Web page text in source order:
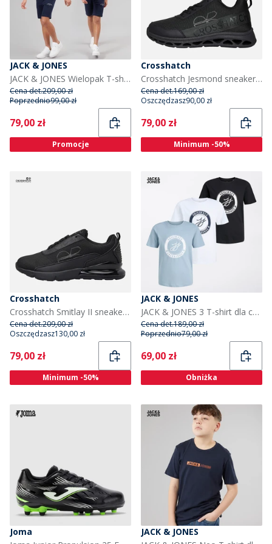
JACK & JONES
JACK & JONES Wielopak T-shirtów i spodenek college'owych dla chłopca kolor Navy Blazer
Cena det.209,00 zł
Poprzednio99,00 zł
Current
79,00 zł
Promocje
Crosshatch
Crosshatch Jesmond sneakersy dla chłopca kolor Black Mono
Cena det.169,00 zł
Oszczędzasz90,00 zł
Current
79,00 zł
Minimum -50%
Crosshatch
Crosshatch Smitlay II sneakersy dla chłopca kolor Black Mono
Cena det.209,00 zł
Oszczędzasz130,00 zł
Current
79,00 zł
Minimum -50%
JACK & JONES
JACK & JONES 3 T-shirt dla chłopca kolor Multi
Cena det.189,00 zł
Poprzednio79,00 zł
Current
69,00 zł
Obniżka
Joma
JACK & JONES